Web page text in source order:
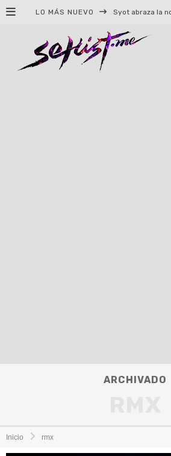
LO MÁS NUEVO
ARCHIVADO
Inicio rmx